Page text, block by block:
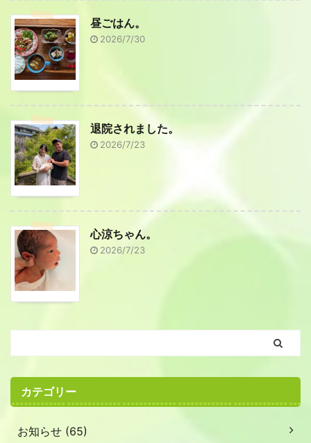
昼ごはん。
2026/7/30
退院されました。
2026/7/23
心涼ちゃん。
2026/7/23
カテゴリー
お知らせ (65)